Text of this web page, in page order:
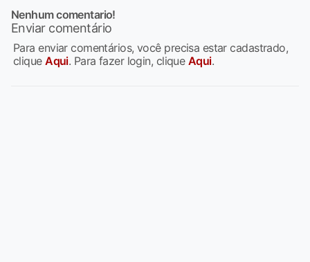
Nenhum comentario!
Enviar comentário
Para enviar comentários, você precisa estar cadastrado,
cliqueAqui. Para fazer login, clique Aqui.